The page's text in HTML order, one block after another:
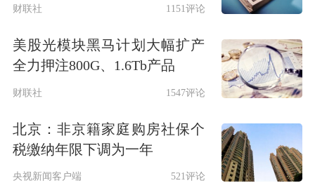
财联社 1151评论
美股光模块黑马计划大幅扩产
全力押注800G、1.6Tb产品
财联社 1547评论
北京：非京籍家庭购房社保个
税缴纳年限下调为一年
央视新闻客户端 521评论